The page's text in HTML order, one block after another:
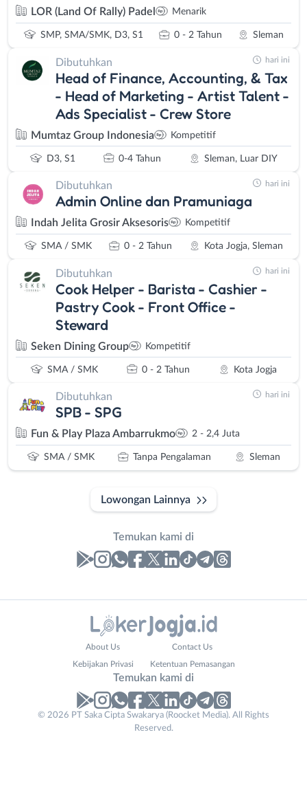
LOR (Land Of Rally) Padel Menarik
SMP, SMA/SMK, D3, S1 0 - 2 Tahun Sleman
Dibutuhkan
Head of Finance, Accounting, & Tax
- Head of Marketing - Artist Talent -
Ads Specialist - Crew Store
Mumtaz Group Indonesia Kompetitif
D3, S1 0-4 Tahun Sleman, Luar DIY
hari ini
Dibutuhkan
Admin Online dan Pramuniaga
Indah Jelita Grosir Aksesoris Kompetitif
SMA / SMK 0 - 2 Tahun Kota Jogja, Sleman
hari ini
Dibutuhkan
Cook Helper - Barista - Cashier -
Pastry Cook - Front Office -
Steward
Seken Dining Group Kompetitif
SMA / SMK 0 - 2 Tahun Kota Jogja
hari ini
Dibutuhkan
SPB - SPG
Fun & Play Plaza Ambarrukmo 2 - 2,4 Juta
SMA / SMK Tanpa Pengalaman Sleman
hari ini
Lowongan Lainnya
Temukan kami di
No. Telp /
About Us Contact Us
Kebijakan Privasi Ketentuan Pemasangan
Temukan kami di
© 2026 PT Saka Cipta Swakarya (Roocket Media). All Rights
Reserved.